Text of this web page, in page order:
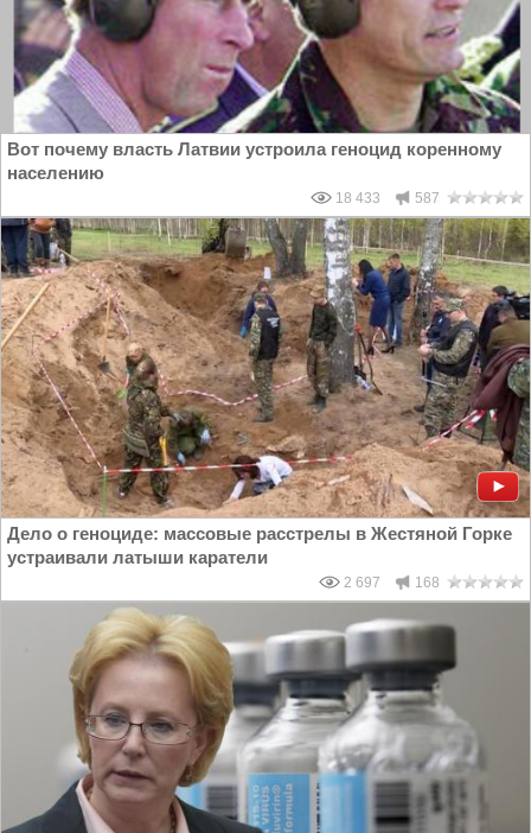
Вот почему власть Латвии устроила геноцид коренному
населению
18 433 587
Дело о геноциде: массовые расстрелы в Жестяной Горке
устраивали латыши каратели
2 697 168